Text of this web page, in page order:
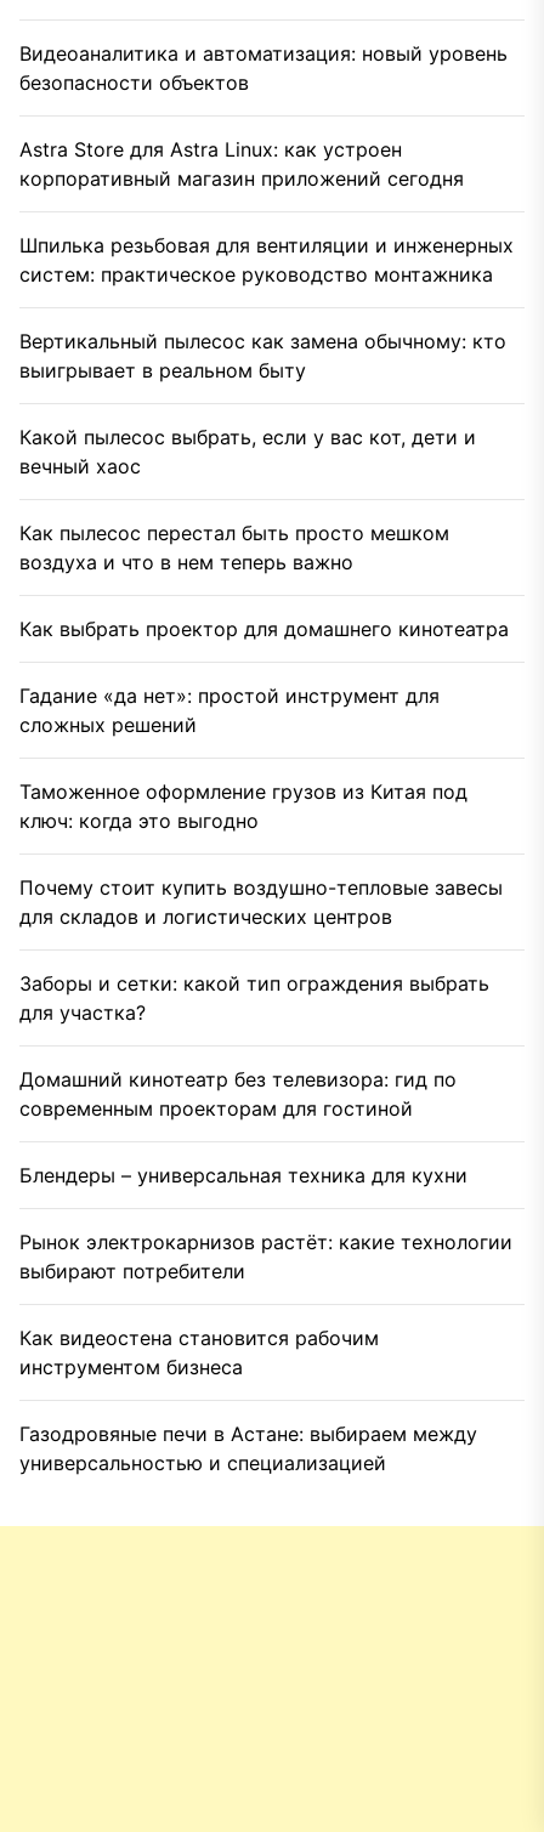
Видеоаналитика и автоматизация: новый уровень
безопасности объектов
Astra Store для Astra Linux: как устроен
корпоративный магазин приложений сегодня
Шпилька резьбовая для вентиляции и инженерных
систем: практическое руководство монтажника
Вертикальный пылесос как замена обычному: кто
выигрывает в реальном быту
Какой пылесос выбрать, если у вас кот, дети и
вечный хаос
Как пылесос перестал быть просто мешком
воздуха и что в нем теперь важно
Как выбрать проектор для домашнего кинотеатра
Гадание «да нет»: простой инструмент для
сложных решений
Таможенное оформление грузов из Китая под
ключ: когда это выгодно
Почему стоит купить воздушно-тепловые завесы
для складов и логистических центров
Заборы и сетки: какой тип ограждения выбрать
для участка?
Домашний кинотеатр без телевизора: гид по
современным проекторам для гостиной
Блендеры – универсальная техника для кухни
Рынок электрокарнизов растёт: какие технологии
выбирают потребители
Как видеостена становится рабочим
инструментом бизнеса
Газодровяные печи в Астане: выбираем между
универсальностью и специализацией